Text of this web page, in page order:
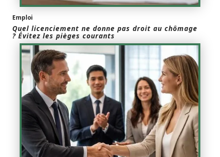
Emploi
Quel licenciement ne donne pas droit au chômage
? Évitez les pièges courants